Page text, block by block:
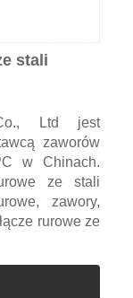
stali
Ltd jest
zaworów
w Chinach.
ze stali
zawory,
rurowe ze